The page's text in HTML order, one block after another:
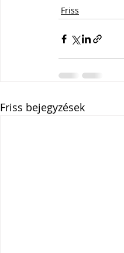
Friss
Friss bejegyzések